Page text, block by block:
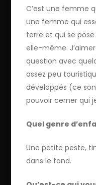
C’est une femme
une femme qui
terre et qui se
elle-même.
question avec
assez peu
développés (ce
pouvoir cerner qui
Quel genre
Une petite peste,
dans le fond.